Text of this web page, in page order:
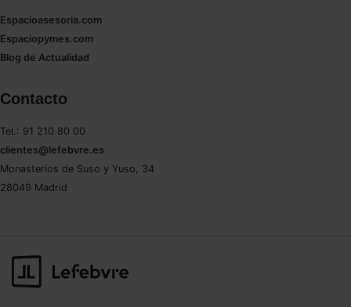
Espacioasesoria.com
Espaciopymes.com
Blog de Actualidad
Contacto
Tel.: 91 210 80 00
clientes@lefebvre.es
Monasterios de Suso y Yuso, 34
28049 Madrid